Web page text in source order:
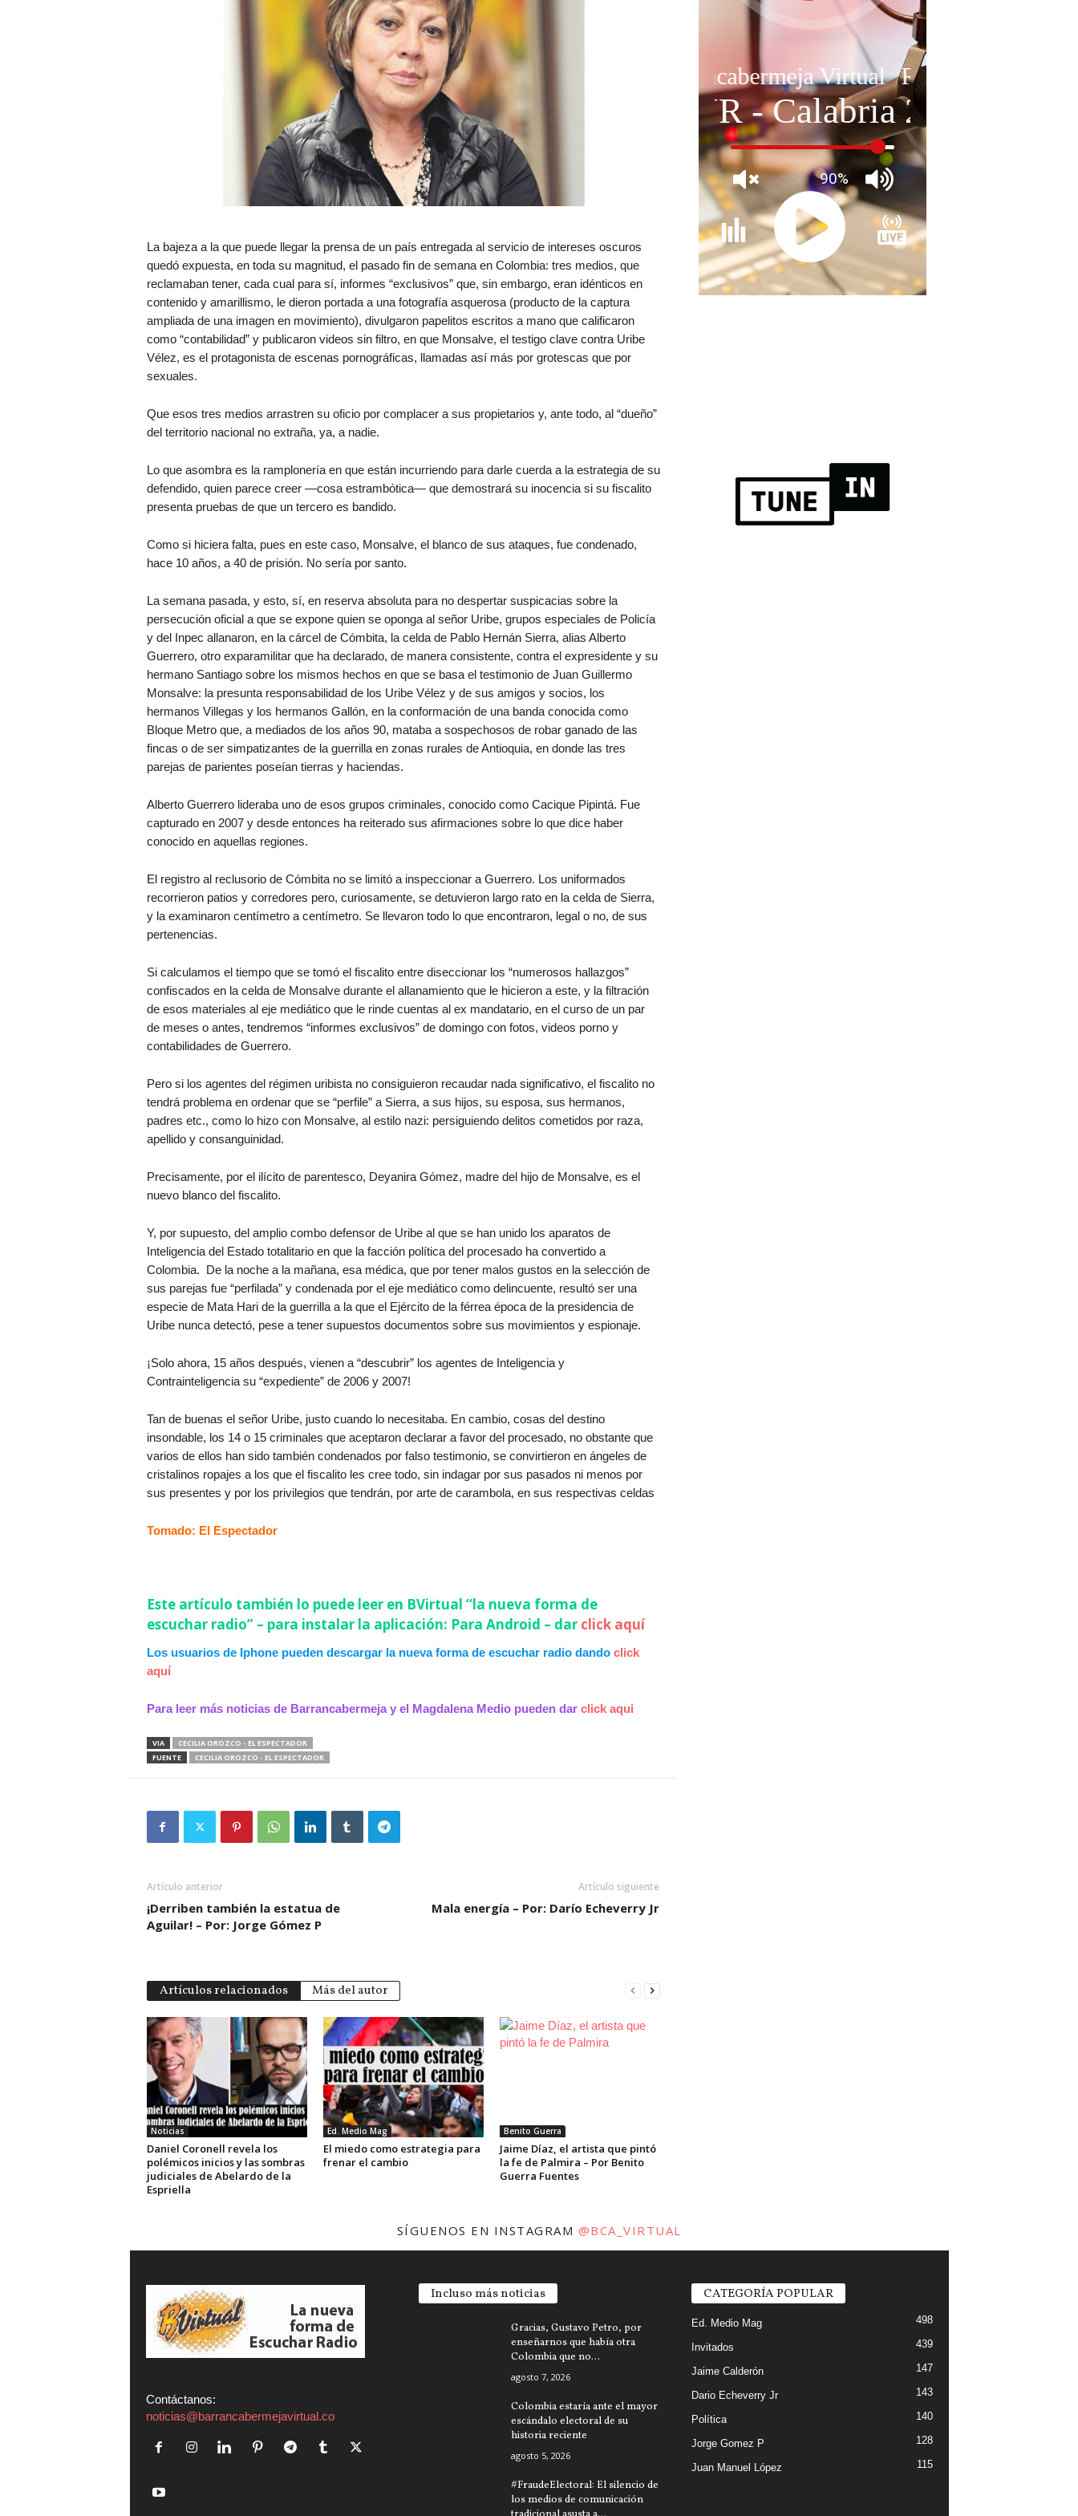
La bajeza a la que puede llegar la prensa de un país entregada al servicio de intereses oscuros
quedó expuesta, en toda su magnitud, el pasado fin de semana en Colombia: tres medios, que
reclamaban tener, cada cual para sí, informes “exclusivos” que, sin embargo, eran idénticos en
contenido y amarillismo, le dieron portada a una fotografía asquerosa (producto de la captura
ampliada de una imagen en movimiento), divulgaron papelitos escritos a mano que calificaron
como “contabilidad” y publicaron videos sin filtro, en que Monsalve, el testigo clave contra Uribe
Vélez, es el protagonista de escenas pornográficas, llamadas así más por grotescas que por
sexuales.
Que esos tres medios arrastren su oficio por complacer a sus propietarios y, ante todo, al “dueño”
del territorio nacional no extraña, ya, a nadie.
Lo que asombra es la ramplonería en que están incurriendo para darle cuerda a la estrategia de su
defendido, quien parece creer —cosa estrambótica— que demostrará su inocencia si su fiscalito
presenta pruebas de que un tercero es bandido.
Como si hiciera falta, pues en este caso, Monsalve, el blanco de sus ataques, fue condenado,
hace 10 años, a 40 de prisión. No sería por santo.
La semana pasada, y esto, sí, en reserva absoluta para no despertar suspicacias sobre la
persecución oficial a que se expone quien se oponga al señor Uribe, grupos especiales de Policía
y del Inpec allanaron, en la cárcel de Cómbita, la celda de Pablo Hernán Sierra, alias Alberto
Guerrero, otro exparamilitar que ha declarado, de manera consistente, contra el expresidente y su
hermano Santiago sobre los mismos hechos en que se basa el testimonio de Juan Guillermo
Monsalve: la presunta responsabilidad de los Uribe Vélez y de sus amigos y socios, los
hermanos Villegas y los hermanos Gallón, en la conformación de una banda conocida como
Bloque Metro que, a mediados de los años 90, mataba a sospechosos de robar ganado de las
fincas o de ser simpatizantes de la guerrilla en zonas rurales de Antioquia, en donde las tres
parejas de parientes poseían tierras y haciendas.
Alberto Guerrero lideraba uno de esos grupos criminales, conocido como Cacique Pipintá. Fue
capturado en 2007 y desde entonces ha reiterado sus afirmaciones sobre lo que dice haber
conocido en aquellas regiones.
El registro al reclusorio de Cómbita no se limitó a inspeccionar a Guerrero. Los uniformados
recorrieron patios y corredores pero, curiosamente, se detuvieron largo rato en la celda de Sierra,
y la examinaron centímetro a centímetro. Se llevaron todo lo que encontraron, legal o no, de sus
pertenencias.
Si calculamos el tiempo que se tomó el fiscalito entre diseccionar los “numerosos hallazgos”
confiscados en la celda de Monsalve durante el allanamiento que le hicieron a este, y la filtración
de esos materiales al eje mediático que le rinde cuentas al ex mandatario, en el curso de un par
de meses o antes, tendremos “informes exclusivos” de domingo con fotos, videos porno y
contabilidades de Guerrero.
Pero si los agentes del régimen uribista no consiguieron recaudar nada significativo, el fiscalito no
tendrá problema en ordenar que se “perfile” a Sierra, a sus hijos, su esposa, sus hermanos,
padres etc., como lo hizo con Monsalve, al estilo nazi: persiguiendo delitos cometidos por raza,
apellido y consanguinidad.
Precisamente, por el ilícito de parentesco, Deyanira Gómez, madre del hijo de Monsalve, es el
nuevo blanco del fiscalito.
Y, por supuesto, del amplio combo defensor de Uribe al que se han unido los aparatos de
Inteligencia del Estado totalitario en que la facción política del procesado ha convertido a
Colombia. De la noche a la mañana, esa médica, que por tener malos gustos en la selección de
sus parejas fue “perfilada” y condenada por el eje mediático como delincuente, resultó ser una
especie de Mata Hari de la guerrilla a la que el Ejército de la férrea época de la presidencia de
Uribe nunca detectó, pese a tener supuestos documentos sobre sus movimientos y espionaje.
¡Solo ahora, 15 años después, vienen a “descubrir” los agentes de Inteligencia y
Contrainteligencia su “expediente” de 2006 y 2007!
Tan de buenas el señor Uribe, justo cuando lo necesitaba. En cambio, cosas del destino
insondable, los 14 o 15 criminales que aceptaron declarar a favor del procesado, no obstante que
varios de ellos han sido también condenados por falso testimonio, se convirtieron en ángeles de
cristalinos ropajes a los que el fiscalito les cree todo, sin indagar por sus pasados ni menos por
sus presentes y por los privilegios que tendrán, por arte de carambola, en sus respectivas celdas
Tomado: El Espectador
Este artículo también lo puede leer en BVirtual “la nueva forma de
escuchar radio” – para instalar la aplicación: Para Android – dar click aquí
Los usuarios de Iphone pueden descargar la nueva forma de escuchar radio dando click
aquí
Para leer más noticias de Barrancabermeja y el Magdalena Medio pueden dar click aqui
VIA
CECILIA OROZCO - EL ESPECTADOR
FUENTE
CECILIA OROZCO - EL ESPECTADOR
Artículo anterior
¡Derriben también la estatua de
Aguilar! – Por: Jorge Gómez P
Artículo siguiente
Mala energía – Por: Darío Echeverry Jr
Artículos relacionados Más del autor
Noticias
Daniel Coronell revela los
polémicos inicios y las sombras
judiciales de Abelardo de la
Espriella
Ed. Medio Mag
El miedo como estrategia para
frenar el cambio
Benito Guerra
Jaime Díaz, el artista que pintó
la fe de Palmira – Por Benito
Guerra Fuentes
SÍGUENOS EN INSTAGRAM @BCA_VIRTUAL
Contáctanos:
noticias@barrancabermejavirtual.co
Incluso más noticias
Gracias, Gustavo Petro, por
enseñarnos que había otra
Colombia que no...
agosto 7, 2026
Colombia estaría ante el mayor
escándalo electoral de su
historia reciente
agosto 5, 2026
#FraudeElectoral: El silencio de
los medios de comunicación
CATEGORÍA POPULAR
Ed. Medio Mag 498
Invitados 439
Jaime Calderón 147
Dario Echeverry Jr 143
Política 140
Jorge Gomez P 128
Juan Manuel López 115